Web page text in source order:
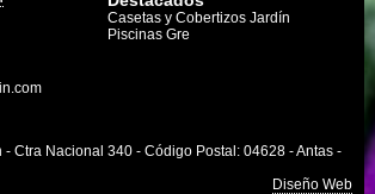
Casetas y Cobertizos Jardín
Piscinas Gre
Ctra Nacional 340 - Código Postal: 04628 - Antas -
Diseño Web